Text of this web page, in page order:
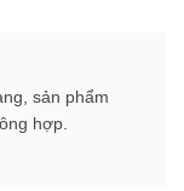
sản phẩm
hợp.